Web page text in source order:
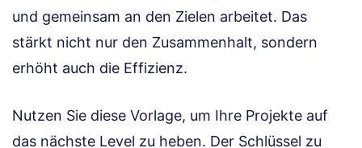
und gemeinsam an den Zielen arbeitet. Das
stärkt nicht nur den Zusammenhalt, sondern
erhöht auch die Effizienz.
Nutzen Sie diese Vorlage, um Ihre Projekte auf
das nächste Level zu heben. Der Schlüssel zu